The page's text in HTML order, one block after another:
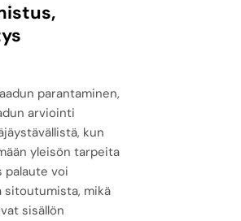
parantaminen,
arviointi
kun
yleisön tarpeita
palaute voi
sitoutumista, mikä
sisällön